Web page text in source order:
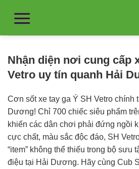
Nhận diện nơi cung cấp
Vetro uy tín quanh Hải
Cơn sốtxe tay ga Ý SH Vetro chính
Dương! Chỉ 700 chiếc siêu phẩm
khiến các dân chơi phải đứng ngồi
cực chất, màu sắc độc đáo, SH
“item” không thể thiếu trong bộ sưu
điệu tại Hải Dương. Hãy cùng Cub